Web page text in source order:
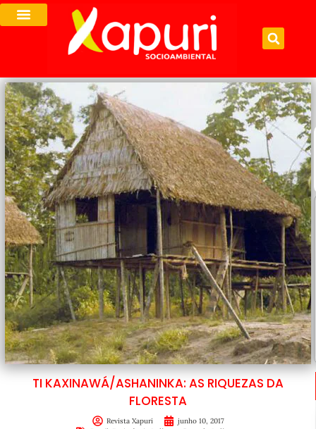
TI KAXINAWÁ/ASHANINKA: AS RIQUEZAS DA
FLORESTA
Revista Xapuri
junho 10, 2017